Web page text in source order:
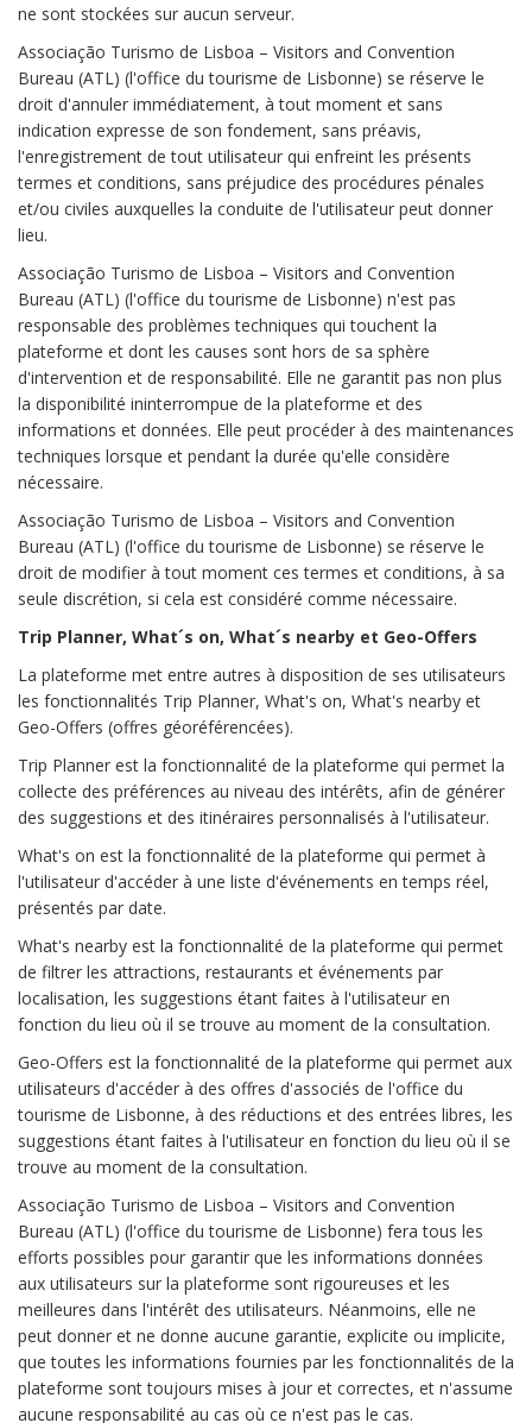
ne sont stockées sur aucun serveur.
Associação Turismo de Lisboa – Visitors and Convention
Bureau (ATL) (l'office du tourisme de Lisbonne) se réserve le
droit d'annuler immédiatement, à tout moment et sans
indication expresse de son fondement, sans préavis,
l'enregistrement de tout utilisateur qui enfreint les présents
termes et conditions, sans préjudice des procédures pénales
et/ou civiles auxquelles la conduite de l'utilisateur peut donner
lieu.
Associação Turismo de Lisboa – Visitors and Convention
Bureau (ATL) (l'office du tourisme de Lisbonne) n'est pas
responsable des problèmes techniques qui touchent la
plateforme et dont les causes sont hors de sa sphère
d'intervention et de responsabilité. Elle ne garantit pas non plus
la disponibilité ininterrompue de la plateforme et des
informations et données. Elle peut procéder à des maintenances
techniques lorsque et pendant la durée qu'elle considère
nécessaire.
Associação Turismo de Lisboa – Visitors and Convention
Bureau (ATL) (l'office du tourisme de Lisbonne) se réserve le
droit de modifier à tout moment ces termes et conditions, à sa
seule discrétion, si cela est considéré comme nécessaire.
Trip Planner, What´s on, What´s nearby et Geo-Offers
La plateforme met entre autres à disposition de ses utilisateurs
les fonctionnalités Trip Planner, What's on, What's nearby et
Geo-Offers (offres géoréférencées).
Trip Planner est la fonctionnalité de la plateforme qui permet la
collecte des préférences au niveau des intérêts, afin de générer
des suggestions et des itinéraires personnalisés à l'utilisateur.
What's on est la fonctionnalité de la plateforme qui permet à
l'utilisateur d'accéder à une liste d'événements en temps réel,
présentés par date.
What's nearby est la fonctionnalité de la plateforme qui permet
de filtrer les attractions, restaurants et événements par
localisation, les suggestions étant faites à l'utilisateur en
fonction du lieu où il se trouve au moment de la consultation.
Geo-Offers est la fonctionnalité de la plateforme qui permet aux
utilisateurs d'accéder à des offres d'associés de l'office du
tourisme de Lisbonne, à des réductions et des entrées libres, les
suggestions étant faites à l'utilisateur en fonction du lieu où il se
trouve au moment de la consultation.
Associação Turismo de Lisboa – Visitors and Convention
Bureau (ATL) (l'office du tourisme de Lisbonne) fera tous les
efforts possibles pour garantir que les informations données
aux utilisateurs sur la plateforme sont rigoureuses et les
meilleures dans l'intérêt des utilisateurs. Néanmoins, elle ne
peut donner et ne donne aucune garantie, explicite ou implicite,
que toutes les informations fournies par les fonctionnalités de la
plateforme sont toujours mises à jour et correctes, et n'assume
aucune responsabilité au cas où ce n'est pas le cas.